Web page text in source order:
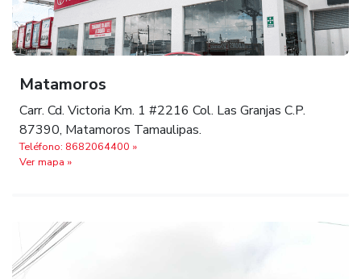
Matamoros
Carr. Cd. Victoria Km. 1 #2216 Col. Las Granjas C.P.
87390, Matamoros Tamaulipas.
Teléfono: 8682064400 »
Ver mapa »